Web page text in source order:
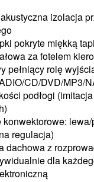
izolacja
pokryte miękką
za fotelem
pełniący rolę
CD/DVD/MP3/
podłogi
konwektorowe:
regulacja)
dachowa z
dla